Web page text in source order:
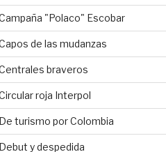
"Polaco" Escobar
de las mudanzas
braveros
roja Interpol
De turismo por Colombia
Debut y despedida